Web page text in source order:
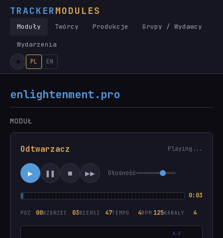
TRACKERMODULES
Moduły Twórcy Produkcje Grupy / Wydawcy
Wydarzenia
PL EN
enlightenment.pro
MODUŁ
Odtwarzacz Playing...
▶ ❚❚ ■ ▶▶ Głośność
0:03
POZ 00WZORZEC 03WIERSZ 48TEMPO 4BPM 125KANAŁY 4
A-2